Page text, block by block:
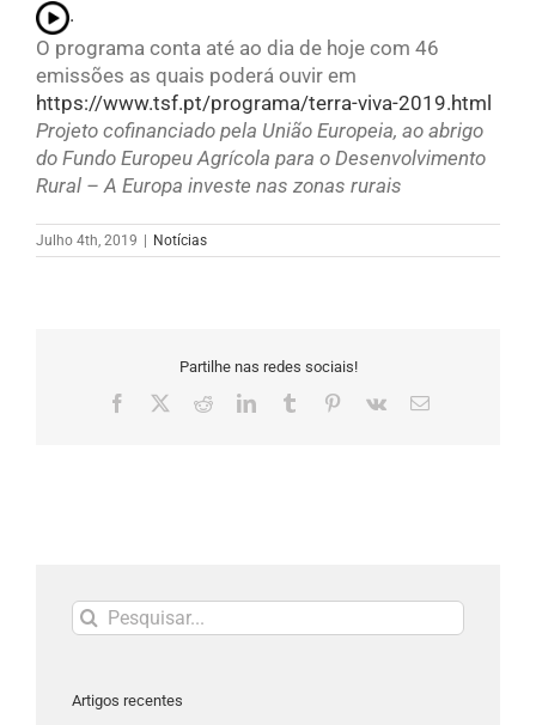
.
O programa conta até ao dia de hoje com 46
emissões as quais poderá ouvir em
https://www.tsf.pt/programa/terra-viva-2019.html
Projeto cofinanciado pela União Europeia, ao abrigo
do Fundo Europeu Agrícola para o Desenvolvimento
Rural – A Europa investe nas zonas rurais
Julho 4th, 2019 | Notícias
Partilhe nas redes sociais!
Facebook RedditLinkedInTumblr Pinterest
Vk
Email
Pesquisar
Artigos recentes